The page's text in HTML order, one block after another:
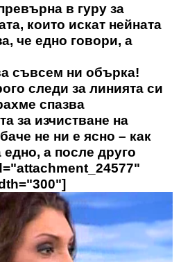
в гуру за
които искат нейната
че едно говори, а
съвсем ни обърка!
следи за линията си
спазва
за изчистване на
не ни е ясно – как
а после друго